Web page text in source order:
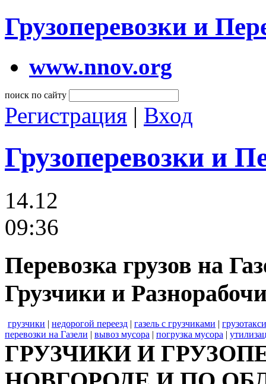
Грузоперевозки и
www.nnov.org
поиск по сайту
Регистрация | Вход
Грузоперевозки и
14.12
09:36
Перевозка грузов на
Грузчики и
грузчики | недорогой переезд | газель с грузчиками | грузотакси
перевозки на Газели | вывоз мусора | погрузка мусора |
ГРУЗЧИКИ И